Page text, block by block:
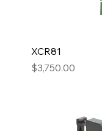
XCR81
Precio
$3,750.00